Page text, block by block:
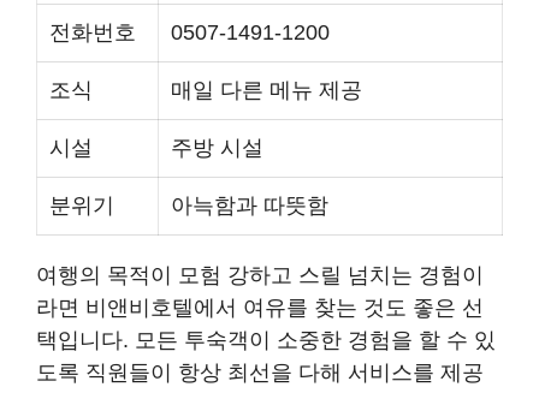
전화번호 0507-1491-1200
조식 매일 다른 메뉴 제공
시설 주방 시설
분위기 아늑함과 따뜻함
여행의 목적이 모험 강하고 스릴 넘치는 경험이
라면 비앤비호텔에서 여유를 찾는 것도 좋은 선
택입니다. 모든 투숙객이 소중한 경험을 할 수 있
도록 직원들이 항상 최선을 다해 서비스를 제공